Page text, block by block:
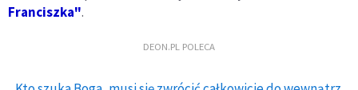
Franciszka".
DEON.PL POLECA